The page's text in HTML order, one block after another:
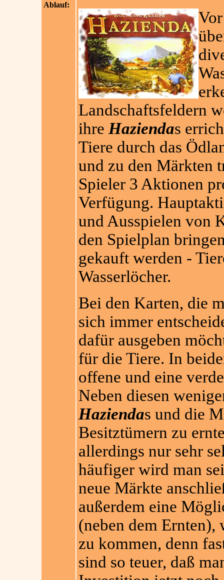
Ablauf:
Landschaftsfeldern
ihre Haziendas
Tiere durch das
und zu den Märkten
Spieler 3 Aktionen
Verfügung.
und Ausspielen von
den Spielplan
gekauft werden -
Wasserlöcher.
Bei den Karten, die
sich immer
dafür ausgeben
für die Tiere. In
offene und eine
Neben diesen
Haziendas und die
Besitztümern zu
allerdings nur sehr
häufiger wird man se
neue Märkte
außerdem eine
(neben dem Ernten),
zu kommen, denn
sind so teuer, daß